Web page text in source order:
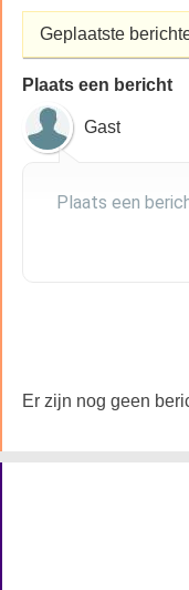
Geplaatste
Plaats een bericht
Gast
Er zijn nog geen